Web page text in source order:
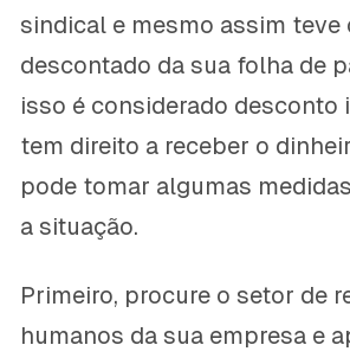
sindical e mesmo assim teve
descontado da sua folha de
isso é considerado desconto
tem direito a receber o
pode tomar algumas
a situação.
Primeiro, procure o setor de
humanos da sua empresa e